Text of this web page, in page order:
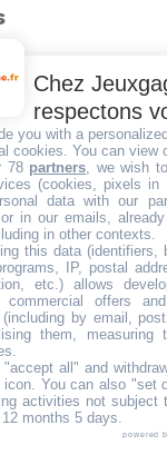
:
selon votre
âges(Aqua
unique sans
chance pour
!
Chez
respectons
you with a
cookies. You can view
78 partners, we wish
(cookies, pixels
data with our
in our emails,
in other contexts.
this data (identifiers,
IP, postal
etc.) allows
commercial offers
(including by email,
them, measuring
"accept all" and
icon. You can also "set
activities not subject
months 5 days.
powered